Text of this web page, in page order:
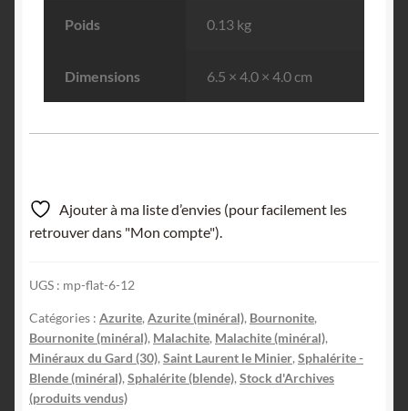
Poids 0.13 kg
Dimensions 6.5 × 4.0 × 4.0 cm
Ajouter à ma liste d’envies (pour facilement les
retrouver dans "Mon compte").
UGS : mp-flat-6-12
Catégories : Azurite, Azurite (minéral), Bournonite,
Bournonite (minéral), Malachite, Malachite (minéral),
Minéraux du Gard (30), Saint Laurent le Minier, Sphalérite -
Blende (minéral), Sphalérite (blende), Stock d'Archives
(produits vendus)